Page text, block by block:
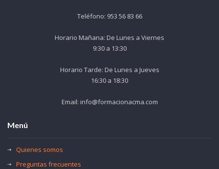
Teléfono: 953 56 83 66
Horario Mañana: De Lunes a Viernes
9:30 a 13:30
Horario Tarde: De Lunes a Jueves
16:30 a 18:30
Email: info@formacionacma.com
Menú
Quienes somos
Preguntas frecuentes